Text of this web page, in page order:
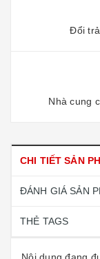
Đổi
Nhà cung
CHI TIẾT SẢN
ĐÁNH GIÁ SẢN
THẺ TAGS